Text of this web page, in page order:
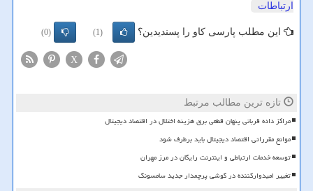
ارتباطات
این مطلب پارسی کاو را پسندیدین؟ (1)
(0)
X
تازه ترین مطالب مرتبط
مراکز داده قربانی پنهان قطعی برق هزینه اختلال در اقتصاد دیجیتال
موانع مقرراتی اقتصاد دیجیتال باید برطرف شود
توسعه خدمات ارتباطی و اینترنت رایگان در مرز مهران
تغییر امیدوارکننده در گوشی پرچمدار جدید سامسونگ